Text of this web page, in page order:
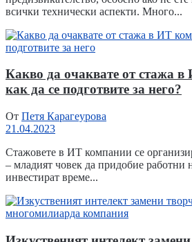
всички технически аспекти. Много...
Какво да очаквате от стажа
как да се подготвите за него?
От Петя Карагеурова
21.04.2023
Стажовете в ИТ компании се
– младият човек да придобие
инвестират време...